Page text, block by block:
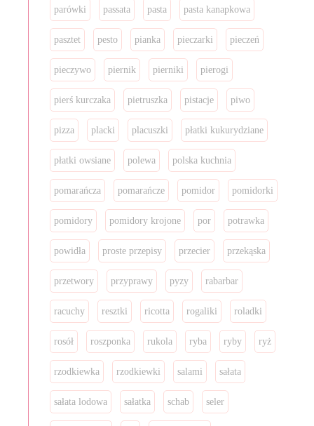
parówki passata pasta pasta kanapkowa
pasztet pesto pianka pieczarki pieczeń
pieczywo piernik pierniki pierogi
pierś kurczaka pietruszka pistacje piwo
pizza placki placuszki płatki kukurydziane
płatki owsiane polewa polska kuchnia
pomarańcza pomarańcze pomidor pomidorki
pomidory pomidory krojone por potrawka
powidła proste przepisy przecier przekąska
przetwory przyprawy pyzy rabarbar
racuchy resztki ricotta rogaliki roladki
rosół roszponka rukola ryba ryby ryż
rzodkiewka rzodkiewki salami sałata
sałata lodowa sałatka schab seler